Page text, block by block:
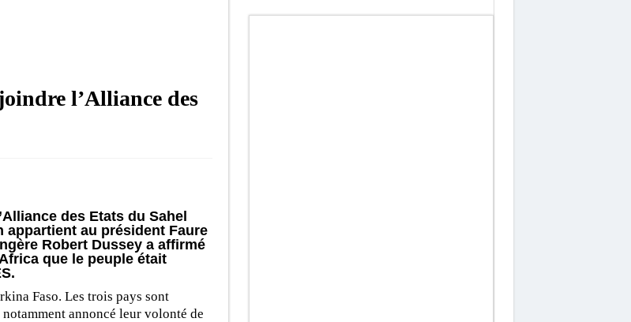
l’Alliance des
des Etats du Sahel
au président Faure
Robert Dussey a affirmé
que le peuple était
Faso. Les trois pays sont
annoncé leur volonté de